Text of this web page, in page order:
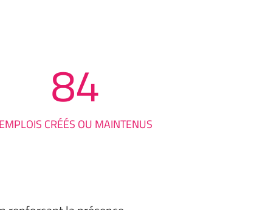
84
EMPLOIS CRÉÉS OU MAINTENUS